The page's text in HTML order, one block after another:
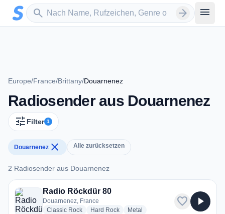
Zum Hauptinhalt springen
search
Sender suchen arrow_forward menu
Europe/France/Brittany/Douarnenez
Radiosender aus Douarnenez
tune Filter 1
Douarnenez close Alle zurücksetzen
2 Radiosender aus Douarnenez
2 Radiosender aus Douarnenez
Radio Röckdür 80
Douarnenez, France
Classic Rockradio stations
Hard Rockradio stations
Metal
favorite play_arrow